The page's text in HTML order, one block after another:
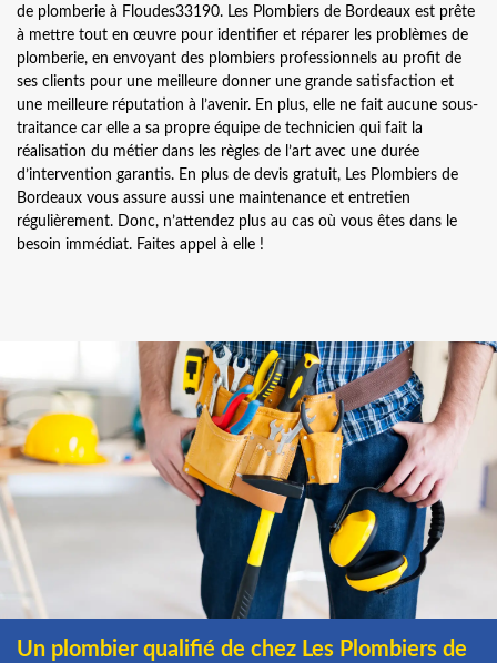
de plomberie à Floudes33190. Les Plombiers de Bordeaux est prête
à mettre tout en œuvre pour identifier et réparer les problèmes de
plomberie, en envoyant des plombiers professionnels au profit de
ses clients pour une meilleure donner une grande satisfaction et
une meilleure réputation à l’avenir. En plus, elle ne fait aucune sous-
traitance car elle a sa propre équipe de technicien qui fait la
réalisation du métier dans les règles de l’art avec une durée
d’intervention garantis. En plus de devis gratuit, Les Plombiers de
Bordeaux vous assure aussi une maintenance et entretien
régulièrement. Donc, n’attendez plus au cas où vous êtes dans le
besoin immédiat. Faites appel à elle !
Un plombier qualifié de chez Les Plombiers de